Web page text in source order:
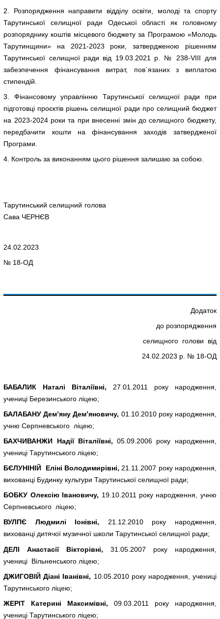
2. Розпорядження направити відділу освіти, молоді та спорту
Тарутинської селищної ради Одеської області як головному
розпоряднику коштів місцевого бюджету за Програмою «Молодь
Тарутинщини» на 2021-2023 роки, затвердженою рішенням
Тарутинської селищної ради від 19.03.2021 р. № 238-VIII для
забезпечення фінансування витрат, пов`язаних з виплатою
стипендій.
3. Фінансовому управлінню Тарутинської селищної ради при
підготовці проєктів рішень селищної ради про селищний бюджет
на 2023-2024 роки та при внесенні змін до селищного бюджету,
передбачити кошти на фінансування заходів затвердженої
Програми.
4. Контроль за виконанням цього рішення залишаю за собою.
Тарутинський селищний голова
Сава ЧЕРНЄВ
24.02.2023
№ 18-ОД
Додаток
до розпорядження
селищного голови від
24.02.2023 р. № 18-ОД
БАБАЛИК Наталі Віталіївні, 27.01.2011 року народження,
учениці Березинського ліцею;
БАЛАБАНУ Дем’яну Дем’яновичу, 01.10.2010 року народження,
учню Серпневського ліцею;
БАХЧИВАНЖИ Надії Віталіївні, 05.09.2006 року народження,
учениці Тарутинського ліцею;
БЄЛУНІНІЙ Еліні Володимирівні, 21.11.2007 року народження,
вихованці Будинку культури Тарутинської селищної ради;
БОБКУ Олексію Івановичу, 19.10.2011 року народження, учню
Серпневського ліцею;
ВУЛПЄ Людмилі Іонівні, 21.12.2010 року народження,
вихованці дитячої музичної школи Тарутинської селищної ради;
ДЕЛІ Анастасії Вікторівні, 31.05.2007 року народження,
учениці Вільненського ліцею;
ДЖИГОВІЙ Діані Іванівні, 10.05.2010 року народження, учениці
Тарутинського ліцею;
ЖЕРІТ Катерині Максимівні, 09.03.2011 року народження,
учениці Тарутинського ліцею;